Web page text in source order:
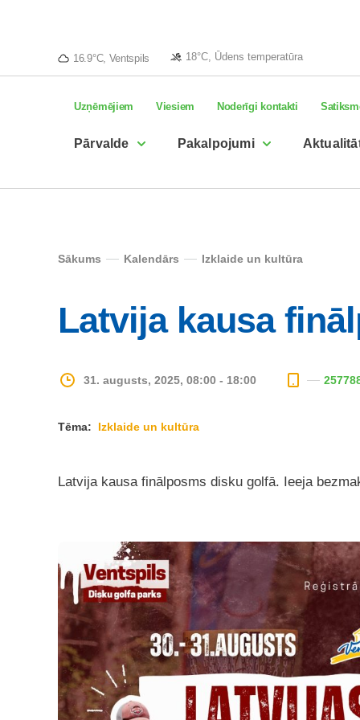
16.9°C, Ventspils 18°C, Ūdens temperatūra
Uzņēmējiem Viesiem Noderīgi kontakti
Pārvalde Pakalpojumi
Sākums Kalendārs Izklaide un kultūra
Latvija kausa
31. augusts, 2025, 08:00 - 18:00
Tēma: Izklaide un kultūra
Latvija kausa finālposms disku golfā. Ieeja